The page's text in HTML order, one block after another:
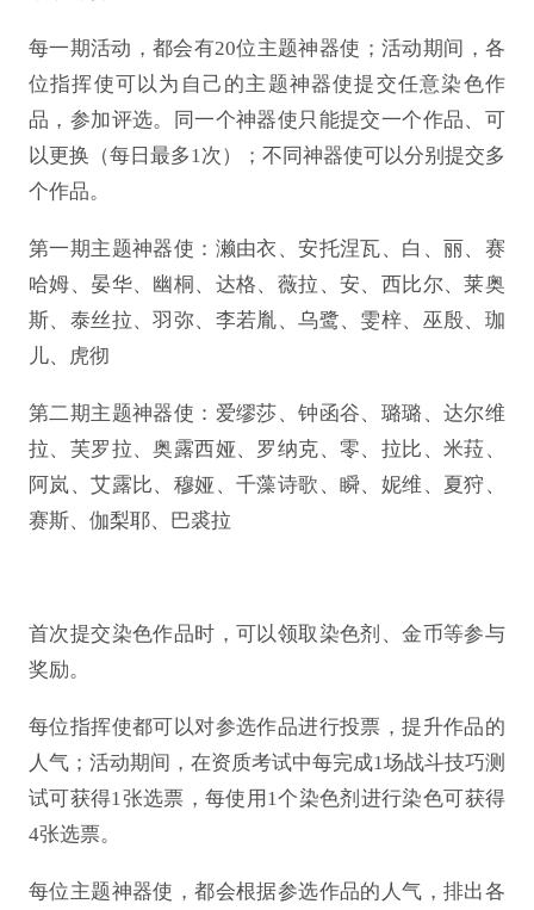
每一期活动，都会有20位主题神器使；活动期间，各
位指挥使可以为自己的主题神器使提交任意染色作
品，参加评选。同一个神器使只能提交一个作品、可
以更换（每日最多1次）；不同神器使可以分别提交多
个作品。
第一期主题神器使：濑由衣、安托涅瓦、白、丽、赛
哈姆、晏华、幽桐、达格、薇拉、安、西比尔、莱奥
斯、泰丝拉、羽弥、李若胤、乌鹭、雯梓、巫殷、珈
儿、虎彻
第二期主题神器使：爱缪莎、钟函谷、璐璐、达尔维
拉、芙罗拉、奥露西娅、罗纳克、零、拉比、米菈、
阿岚、艾露比、穆娅、千藻诗歌、瞬、妮维、夏狩、
赛斯、伽梨耶、巴裘拉
首次提交染色作品时，可以领取染色剂、金币等参与
奖励。
每位指挥使都可以对参选作品进行投票，提升作品的
人气；活动期间，在资质考试中每完成1场战斗技巧测
试可获得1张选票，每使用1个染色剂进行染色可获得
4张选票。
每位主题神器使，都会根据参选作品的人气，排出各